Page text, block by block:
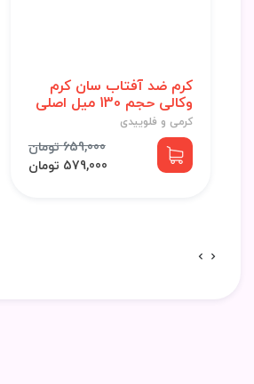
کرم ضد آفتاب سان کرم
وکالی حجم 130 میل اصلی
کرمی و فلوییدی
659,000 تومان
579,000 تومان